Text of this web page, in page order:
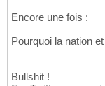
Encore une fois :
Pourquoi la nation
Bullshit !